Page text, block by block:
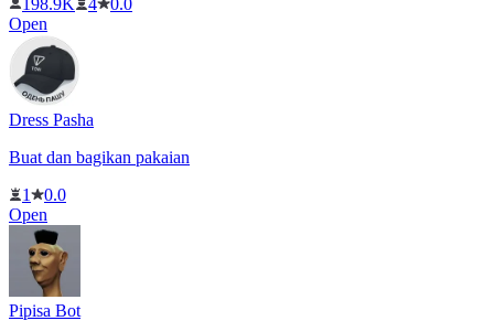
Open
Dress Pasha
Buat dan bagikan pakaian
1
0.0
Open
Pipisa Bot